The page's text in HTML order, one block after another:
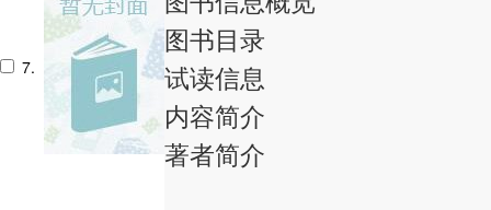
7.
图书目录
试读信息
内容简介
著者简介